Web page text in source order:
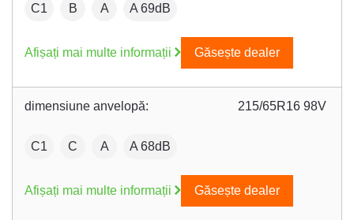
:C1 Fuel efficiency:
B Wet grip:
A :A 69dB
Afișați mai multe informații Găsește dealer
dimensiune anvelopă: 215/65R16 98V
:C1 Fuel efficiency:
C Wet grip:
A :A 68dB
Afișați mai multe informații Găsește dealer